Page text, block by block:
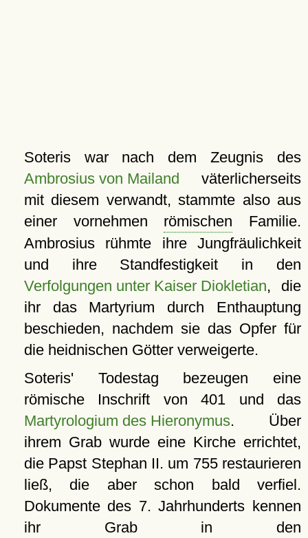
Soteris war nach dem Zeugnis des
Ambrosius von Mailand väterlicherseits
mit diesem verwandt, stammte also aus
einer vornehmen römischen Familie.
Ambrosius rühmte ihre Jungfräulichkeit
und ihre Standfestigkeit in den
Verfolgungen unter Kaiser Diokletian, die
ihr das Martyrium durch Enthauptung
beschieden, nachdem sie das Opfer für
die heidnischen Götter verweigerte.
Soteris' Todestag bezeugen eine
römische Inschrift von 401 und das
Martyrologium des Hieronymus. Über
ihrem Grab wurde eine Kirche errichtet,
die Papst Stephan II. um 755 restaurieren
ließ, die aber schon bald verfiel.
Dokumente des 7. Jahrhunderts kennen
ihr Grab in den